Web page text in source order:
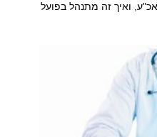
ואיך זה מתנהל בפועל